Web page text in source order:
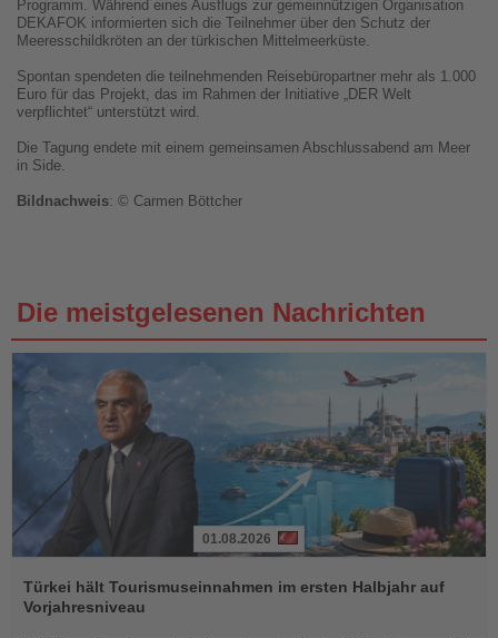
Programm. Während eines Ausflugs zur gemeinnützigen Organisation
DEKAFOK informierten sich die Teilnehmer über den Schutz der
Meeresschildkröten an der türkischen Mittelmeerküste.
Spontan spendeten die teilnehmenden Reisebüropartner mehr als 1.000
Euro für das Projekt, das im Rahmen der Initiative „DER Welt
verpflichtet“ unterstützt wird.
Die Tagung endete mit einem gemeinsamen Abschlussabend am Meer
in Side.
Bildnachweis: © Carmen Böttcher
Die meistgelesenen Nachrichten
Sie
die
Nachrichten
01.08.2026
Türkei hält Tourismuseinnahmen im ersten Halbjahr auf
Vorjahresniveau